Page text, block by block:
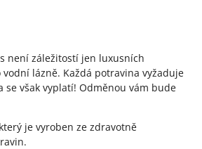
není záležitostí jen luxusních
lázně. Každá potravina vyžaduje
však vyplatí! Odměnou vám bude
je vyroben ze zdravotně